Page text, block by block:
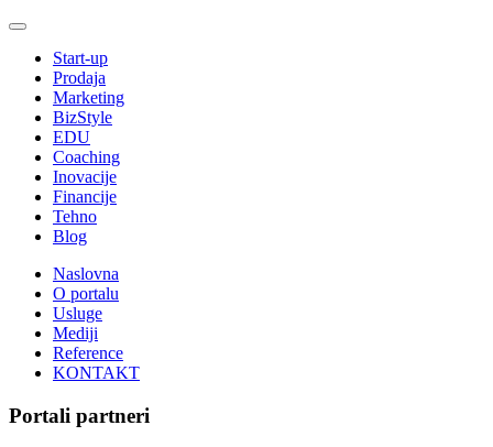
Start-up
Prodaja
Marketing
BizStyle
EDU
Coaching
Inovacije
Financije
Tehno
Blog
Naslovna
O portalu
Usluge
Mediji
Reference
KONTAKT
Portali partneri